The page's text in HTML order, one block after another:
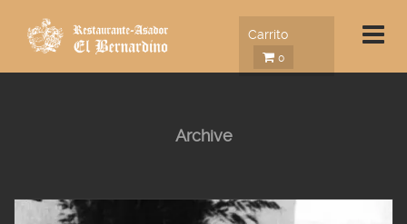
Carrito
0
Archive